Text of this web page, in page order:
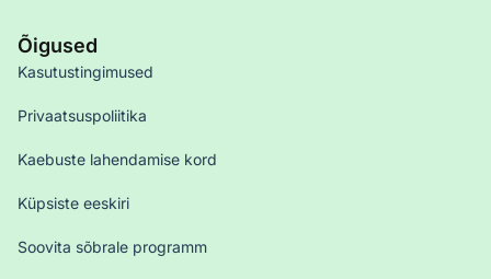
Õigused
Kasutustingimused
Privaatsuspoliitika
Kaebuste lahendamise kord
Küpsiste eeskiri
Soovita sõbrale programm